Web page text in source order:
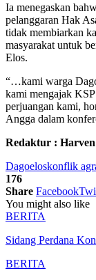
Ia menegaskan
pelanggaran Hak
tidak membiarkan
masyarakat untuk
Elos.
“…kami warga
kami mengajak
perjuangan kami,
Angga dalam
Redaktur :
Dagoeloskonflik
176
Share Facebook
You might also like
BERITA
Sidang Perdana
BERITA